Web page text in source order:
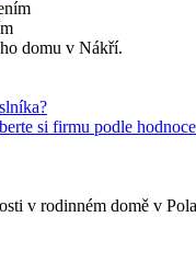
domu v Nákří.
si firmu podle
v rodinném domě v